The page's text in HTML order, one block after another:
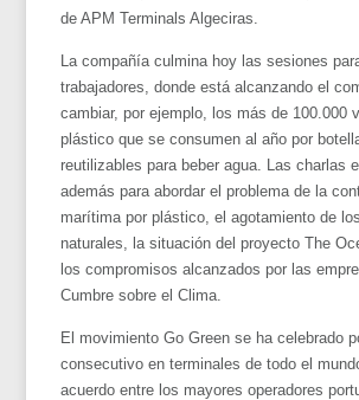
de APM Terminals Algeciras.
La compañía culmina hoy las sesiones
trabajadores, donde está alcanzando el
cambiar, por ejemplo, los más de 100.000
plástico que se consumen al año por
reutilizables para beber agua. Las charlas
además para abordar el problema de la
marítima por plástico, el agotamiento de
naturales, la situación del proyecto The
los compromisos alcanzados por las
Cumbre sobre el Clima.
El movimiento Go Green se ha celebrado
consecutivo en terminales de todo el
acuerdo entre los mayores operadores